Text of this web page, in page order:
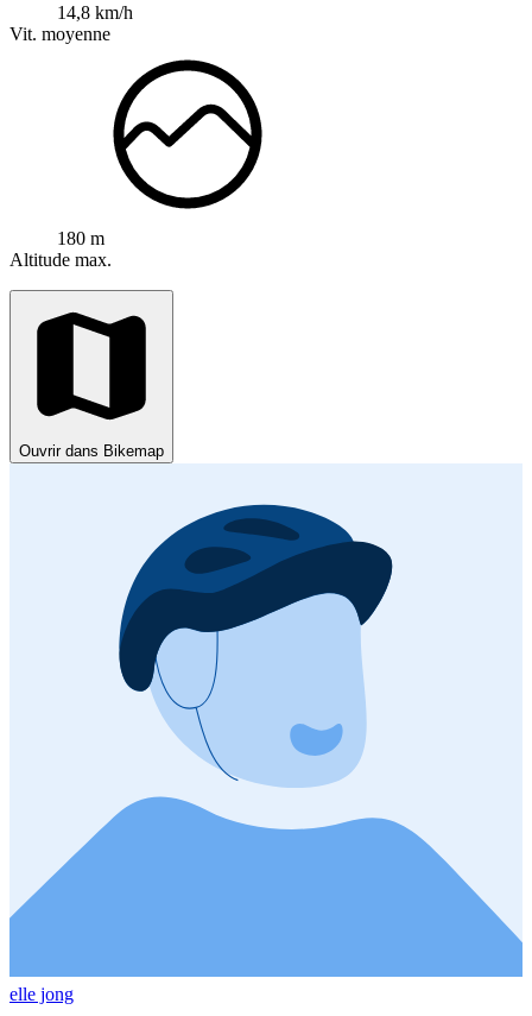
14,8 km/h
Vit. moyenne
180 m
Altitude max.
Ouvrir dans Bikemap
elle jong